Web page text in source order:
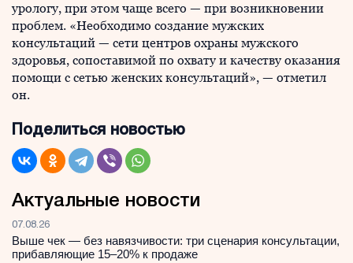
урологу, при этом чаще всего — при возникновении
проблем. «Необходимо создание мужских
консультаций — сети центров охраны мужского
здоровья, сопоставимой по охвату и качеству оказания
помощи с сетью женских консультаций», — отметил
он.
Поделиться новостью
Актуальные новости
07.08.26
Выше чек — без навязчивости: три сценария консультации,
прибавляющие 15–20% к продаже